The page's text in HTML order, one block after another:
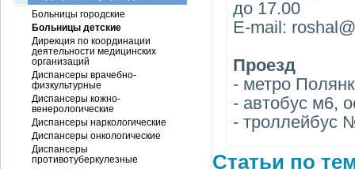
до 17.00
E-mail:
Проезд
- метро
- автобус м6,
- троллейбус
Статьи по
Больницы городские
Больницы детские
Дирекция по координации
деятельности медицинских
организаций
Диспансеры врачебно-
физкультурные
Диспансеры кожно-
венерологические
Диспансеры наркологические
Диспансеры онкологические
Диспансеры
противотуберкулезные